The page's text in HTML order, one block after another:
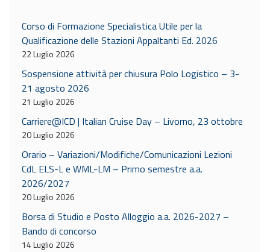
Corso di Formazione Specialistica Utile per la
Qualificazione delle Stazioni Appaltanti Ed. 2026
22 Luglio 2026
Sospensione attività per chiusura Polo Logistico – 3-
21 agosto 2026
21 Luglio 2026
Carriere@ICD | Italian Cruise Day – Livorno, 23 ottobre
20 Luglio 2026
Orario – Variazioni/Modifiche/Comunicazioni Lezioni
CdL ELS-L e WML-LM – Primo semestre a.a.
2026/2027
20 Luglio 2026
Borsa di Studio e Posto Alloggio a.a. 2026-2027 –
Bando di concorso
14 Luglio 2026